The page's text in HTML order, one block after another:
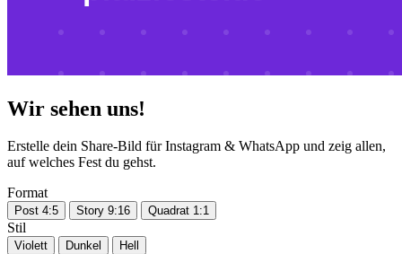
Wir sehen uns!
Erstelle dein Share-Bild für Instagram & WhatsApp und zeig allen,
auf welches Fest du gehst.
Format
Post 4:5 Story 9:16 Quadrat 1:1
Stil
Violett Dunkel Hell